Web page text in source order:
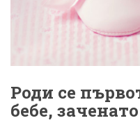
Роди се
бебе,